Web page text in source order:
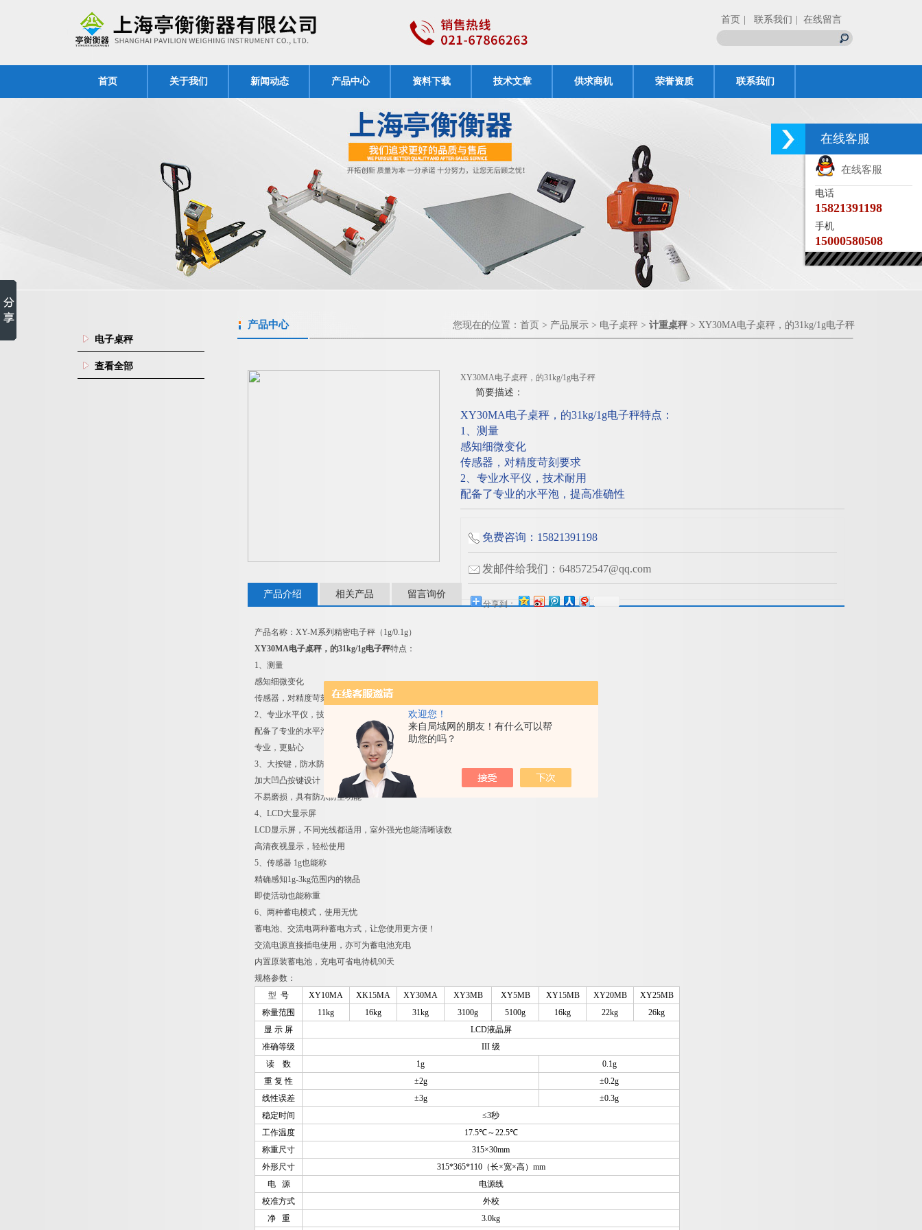
欢迎您！
来自局域网的朋友！有什么可以帮
助您的吗？
首页 | 联系我们 | 在线留言
首页 关于我们 新闻动态 产品中心 资料下载 技术文章 供求商机 荣誉资质 联系我们
电子桌秤
查看全部
产品中心 您现在的位置： 首页 > 产品展示 > 电子桌秤 > 计重桌秤 > XY30MA电子桌秤，的31kg/1g电子秤
XY30MA电子桌秤，的31kg/1g电子秤
简要描述：
XY30MA电子桌秤，的31kg/1g电子秤特点：
1、测量
感知细微变化
传感器，对精度苛刻要求
2、专业水平仪，技术耐用
配备了专业的水平泡，提高准确性
免费咨询：15821391198
发邮件给我们：648572547@qq.com
分享到：
产品介绍 相关产品 留言询价
产品名称：XY-M系列精密电子秤（1g/0.1g）
XY30MA电子桌秤，的31kg/1g电子秤特点：
1、测量
感知细微变化
传感器，对精度苛刻要求
2、专业水平仪，技术耐用
配备了专业的水平泡，提高准确性
专业，更贴心
3、大按键，防水防尘设计
加大凹凸按键设计
不易磨损，具有防水防尘功能
4、LCD大显示屏
LCD显示屏，不同光线都适用，室外强光也能清晰读数
高清夜视显示，轻松使用
5、传感器 1g也能称
精确感知1g-3kg范围内的物品
即使活动也能称重
6、两种蓄电模式，使用无忧
蓄电池、交流电两种蓄电方式，让您使用更方便！
交流电源直接插电使用，亦可为蓄电池充电
内置原装蓄电池，充电可省电待机90天
规格参数：
型 号 XY10MA XK15MA XY30MA XY3MB XY5MB XY15MB XY20MB
XY25MB
称量范围
11kg 16kg 31kg 3100g 5100g 16kg 22kg
26kg
显 示 屏
LCD液晶屏
准确等级
III 级
读 数
1g
0.1g
重 复 性
±2g
±0.2g
线性误差
±3g
±0.3g
稳定时间
≤3秒
工作温度
17.5℃～22.5℃
称重尺寸
315×30mm
外形尺寸
315*365*110（长×宽×高）mm
电 源
电源线
校准方式
外校
净 重
3.0kg
在线客服
在线客服
电话
15821391198
手机
15000580508